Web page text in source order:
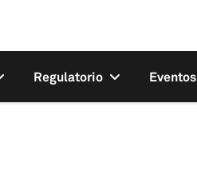
Regulatorio Eventos